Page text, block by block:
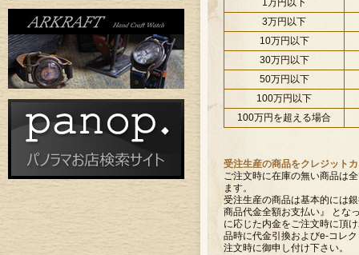
1万円以下
3万円以下
10万円以下
30万円以下
50万円以下
100万円以下
100万円を超える場合
受注生産の商品をクレジット
ご注文時に在庫の無い商品は
ます。
受注生産の商品は基本的には
商品代金全額お支払い』 とな
に応じた内金をご注文時に頂
品時に代金引換およびe-コレ
注文時に御申し付け下さい。